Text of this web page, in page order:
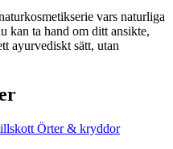
vars naturliga
kan ta hand om ditt ansikte,
ayurvediskt sätt, utan
Örter & kryddor